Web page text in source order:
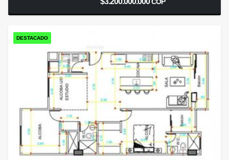
DESTACADO